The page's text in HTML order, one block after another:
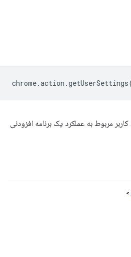
chrome.action .getUserSettings
مربوط به عملکرد یک برنامه افزودنی
>